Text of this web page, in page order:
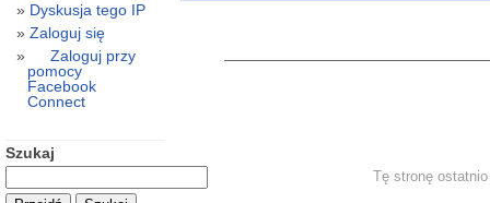
Dyskusja tego IP
Zaloguj się
Zaloguj przy
pomocy
Facebook
Connect
Szukaj
Tę stronę